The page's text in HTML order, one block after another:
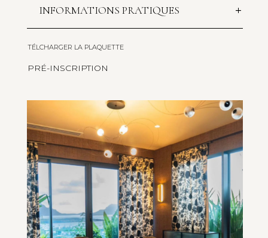
INFORMATIONS PRATIQUES
TÉLCHARGER LA PLAQUETTE
PRÉ-INSCRIPTION